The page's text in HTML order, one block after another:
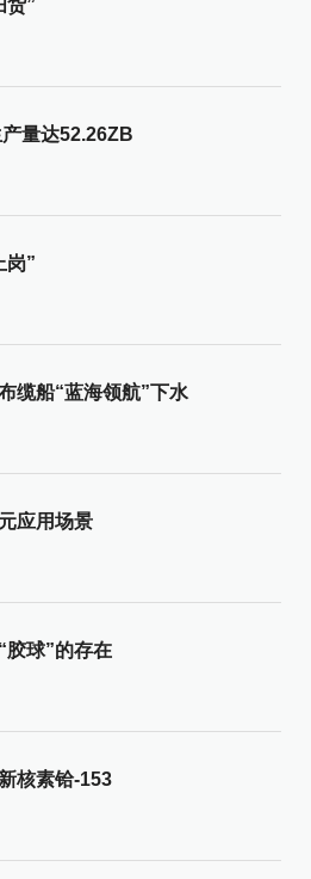
货”
量达52.26ZB
岗”
缆船“蓝海领航”下水
应用场景
胶球”的存在
核素铪-153